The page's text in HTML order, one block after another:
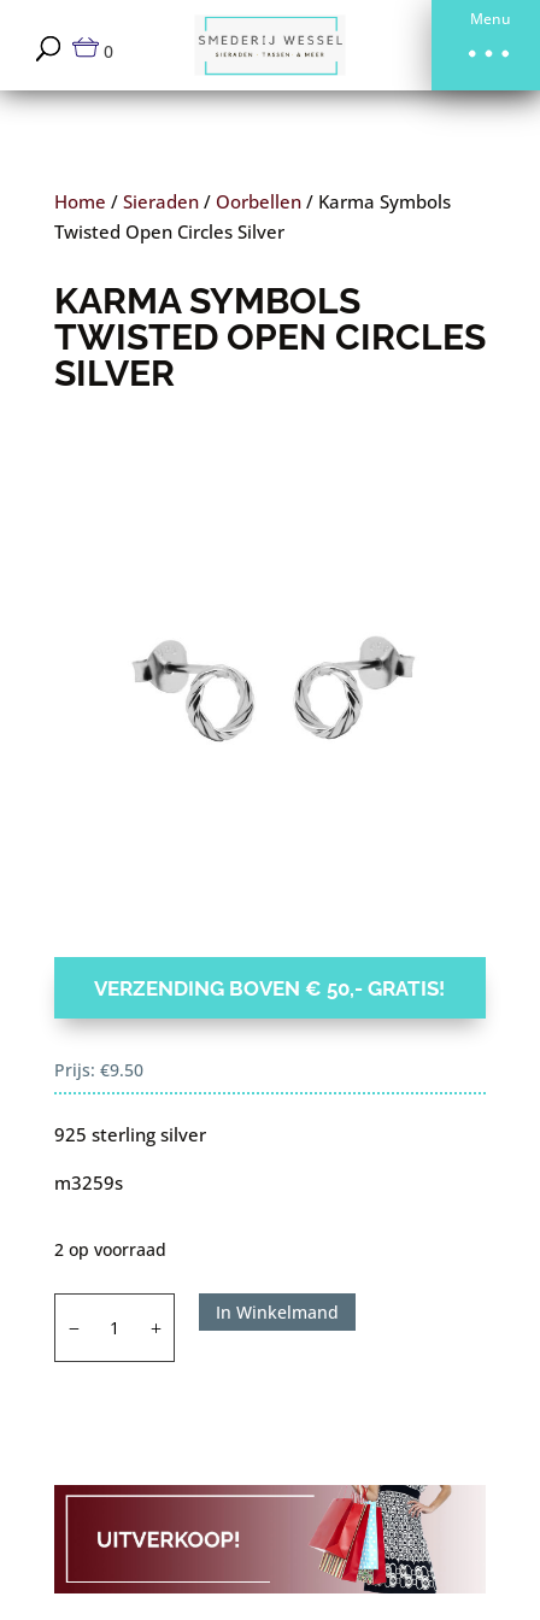
Menu
0
Home / Sieraden/ Oorbellen/ Karma Symbols
Twisted Open Circles Silver
KARMA SYMBOLS
TWISTED OPEN CIRCLES
SILVER
VERZENDING BOVEN € 50,- GRATIS!
Prijs: €9.50
925 sterling silver
m3259s
2 op voorraad
Symbols
Twisted
aantal
In Winkelmand